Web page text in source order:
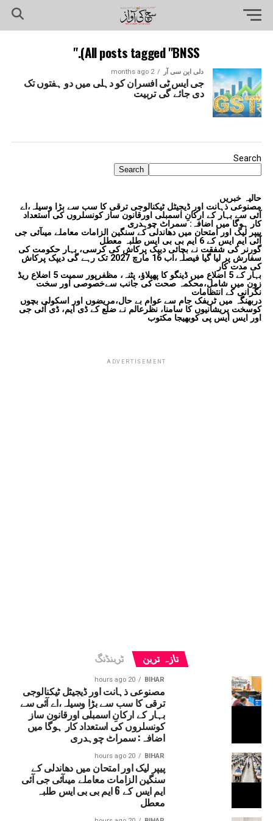
All posts tagged "BNSS)."
دلی این سی آر 2 months ago
جی ایس ٹی افسران کو دہلی میں دو ہفتوں تک
دی جائے گی تربیت
Search
Search
حالیہ خبریں
مصنوعی ذہانت اور ڈیجیٹل ٹیکنالوجی ترقی کا سب سے بڑا وسیلہ،اے
آئی سے بہار کے ارکانِ اسمبلی اورقانون ساز کونسلروں کی استعداد
کار ہوگا میں اضافہ: سمراٹ چوہدری
پیپر لیک اور امتحان میں دھاندلی کے سنگین الزامات معاملے میںآئی جی
آئی ایم ایس کے 6 ایم بی بی ایس طلبہ معطل
گورنر کی شفقت نے بچائی دیپک پرکاش کی کرسی، بہار حکومت کی
سفارش پر لیا گیا فیصلہ،اب 16 مارچ 2027 تک رہے گی دیپک پرکاش
کی مدت کار
بہار کے 5 اضلاع میں ڈینگو کا پھیلاؤ، پٹنہ، مظفرپور سمیت 5 اضلاع ریڈ
زون میں شامل،محکمہ صحت کی جانب سےخصوصی اور سخت
نگرانی کے انتظامات
دربھنگہ میں ٹریفک جام سے عوام بے حال،مریضوں اور اسکولی بچوں
کوسخت پریشانیوں کا سامنا، نظرعالم نے ضلع کے ڈی ایم، ڈی آئی جی
اور ایس ایس پی کوبھیجا مکتوب
ADVERTISEMENT
تازہ ترین ٹرینڈنگ
BIHAR
20 hours ago
مصنوعی ذہانت اور ڈیجیٹل ٹیکنالوجی
ترقی کا سب سے بڑا وسیلہ،اے آئی سے
بہار کے ارکانِ اسمبلی اورقانون ساز
کونسلروں کی استعداد کار ہوگا میں
اضافہ: سمراٹ چوہدری
BIHAR
20 hours ago
پیپر لیک اور امتحان میں دھاندلی کے
سنگین الزامات معاملے میںآئی جی آئی
ایم ایس کے 6 ایم بی بی ایس طلبہ
معطل